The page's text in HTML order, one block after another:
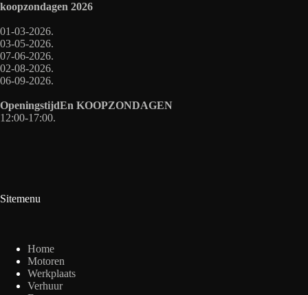
koopzondagen 2026
01-03-2026.
03-05-2026.
07-06-2026.
02-08-2026.
06-09-2026.
OpeningstijdEn KOOPZONDAGEN
12:00-17:00.
Sitemenu
Home
Motoren
Werkplaats
Verhuur